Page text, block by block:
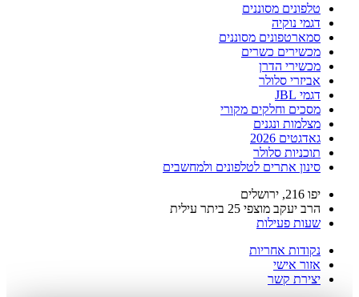
טלפונים מסוננים
דגמי נוקיה
סמארטפונים מסוננים
מכשירים כשרים
מכשירי הדרן
אביזרי סלולר
דגמי JBL
מסכים וחלקים מקורי
מצלמות ונגנים
גאדגטים 2026
תוכניות סלולר
סינון אתרים לטלפונים ולמחשבים
יפו 216, ירושלים
הרב יעקב מוצפי 25 ביתר עילית
שעות פעילות
נקודות אחריות
אזור אישי
יצירת קשר